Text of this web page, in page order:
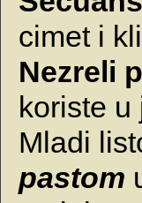
cimet i
Nezreli
koriste
Mladi
pastom